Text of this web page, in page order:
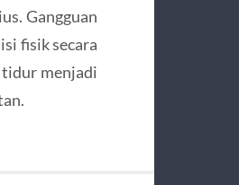
Gangguan
fisik secara
menjadi